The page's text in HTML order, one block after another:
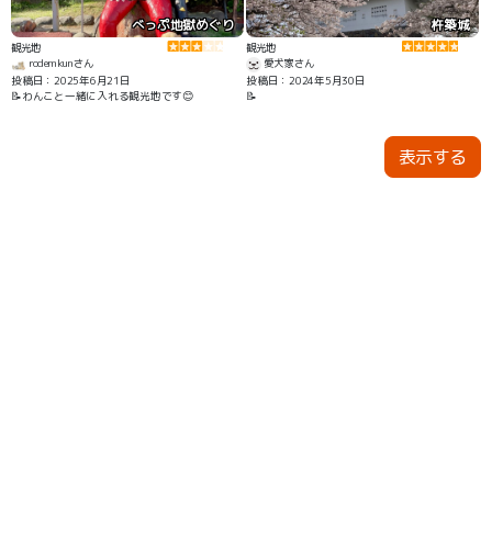
べっぷ地獄めぐり
観光地
rodemkunさん
投稿日：2025年6月21日
📝わんこと一緒に入れる観光地です😊
杵築城
観光地
愛犬家さん
投稿日：2024年5月30日
📝
表示する